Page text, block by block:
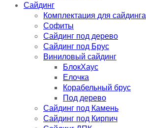
Сайдинг
Комплектация для сайдинга
Софиты
Сайдинг под дерево
Сайдинг под Брус
Виниловый сайдинг
БлокХаус
Елочка
Корабельный брус
Под дерево
Сайдинг под Камень
Сайдинг под Кирпич